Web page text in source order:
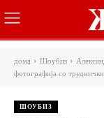
дома Шоубиз
фотографија со
ШОУБИЗ